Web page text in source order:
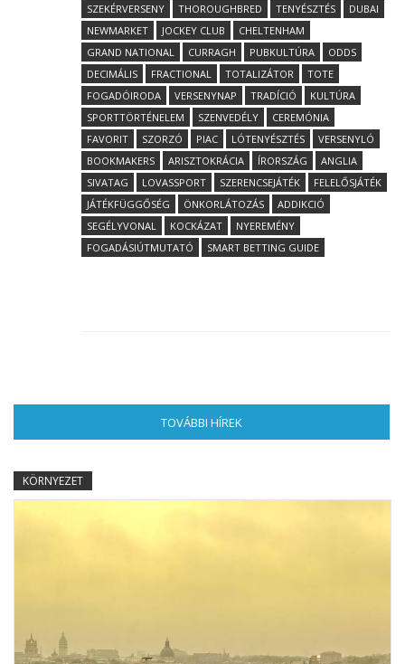
SZEKÉRVERSENY
THOROUGHBRED TENYÉSZTÉS
DUBAI
NEWMARKET
JOCKEY CLUB
CHELTENHAM
GRAND NATIONAL
CURRAGH PUBKULTÚRA
ODDS
DECIMÁLIS
FRACTIONAL TOTALIZÁTOR
TOTE
FOGADÓIRODA
VERSENYNAP TRADÍCIÓ
KULTÚRA
SPORTTÖRTÉNELEM
SZENVEDÉLY
CEREMÓNIA
FAVORIT
SZORZÓ PIAC LÓTENYÉSZTÉS
VERSENYLÓ
BOOKMAKERS
ARISZTOKRÁCIA ÍRORSZÁG
ANGLIA
SIVATAG
LOVASSPORT SZERENCSEJÁTÉK
FELELŐSJÁTÉK
JÁTÉKFÜGGŐSÉG
ÖNKORLÁTOZÁS
ADDIKCIÓ
SEGÉLYVONAL
KOCKÁZAT
NYEREMÉNY
FOGADÁSIÚTMUTATÓ
SMART BETTING GUIDE
TOVÁBBI HÍREK
KÖRNYEZET